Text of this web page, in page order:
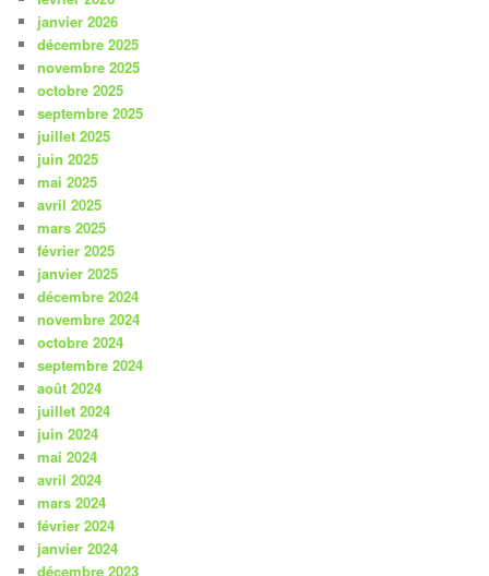
janvier 2026
décembre 2025
novembre 2025
octobre 2025
septembre 2025
juillet 2025
juin 2025
mai 2025
avril 2025
mars 2025
février 2025
janvier 2025
décembre 2024
novembre 2024
octobre 2024
septembre 2024
août 2024
juillet 2024
juin 2024
mai 2024
avril 2024
mars 2024
février 2024
janvier 2024
décembre 2023